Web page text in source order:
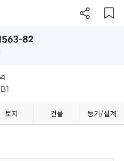
1.45억
50m²
3.45억
1.47억
3.84억
'15. 01
82
1563-82
토지 건물 등기/설계